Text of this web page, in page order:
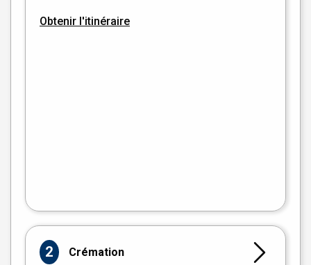
Obtenir l'itinéraire
2 Crémation